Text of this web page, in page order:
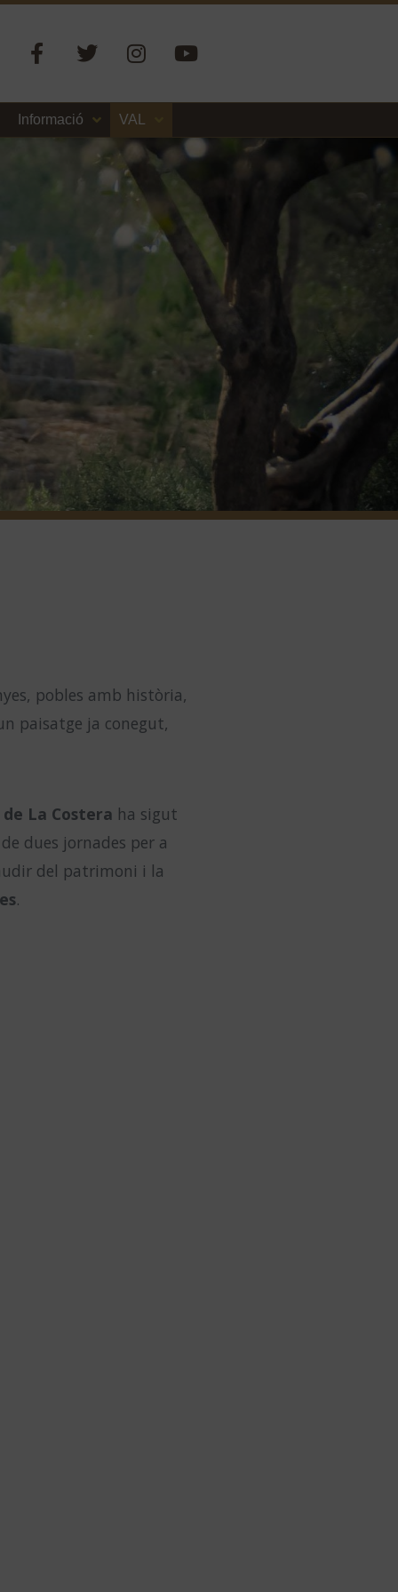
Informació VAL
pobles amb història,
paisatge ja conegut,
La Costera ha sigut
dues jornades per a
del patrimoni i la
.